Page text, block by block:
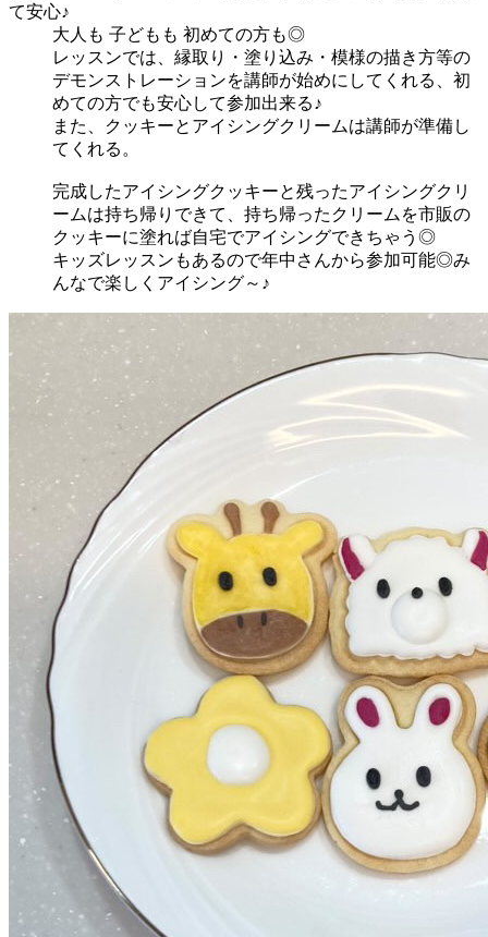
て安心♪
大人も 子どもも 初めての方も◎
レッスンでは、縁取り・塗り込み・模様の描き方等の
デモンストレーションを講師が始めにしてくれる、初
めての方でも安心して参加出来る♪
また、クッキーとアイシングクリームは講師が準備し
てくれる。
完成したアイシングクッキーと残ったアイシングクリ
ームは持ち帰りできて、持ち帰ったクリームを市販の
クッキーに塗れば自宅でアイシングできちゃう◎
キッズレッスンもあるので年中さんから参加可能◎み
んなで楽しくアイシング～♪